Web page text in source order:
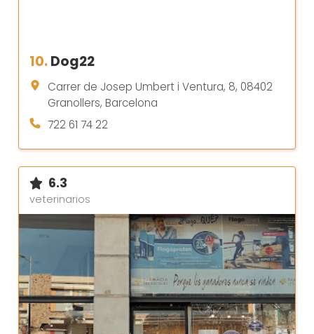
10.Dog22
Carrer de Josep Umbert i Ventura, 8, 08402
Granollers, Barcelona
722 61 74 22
6.3
veterinarios